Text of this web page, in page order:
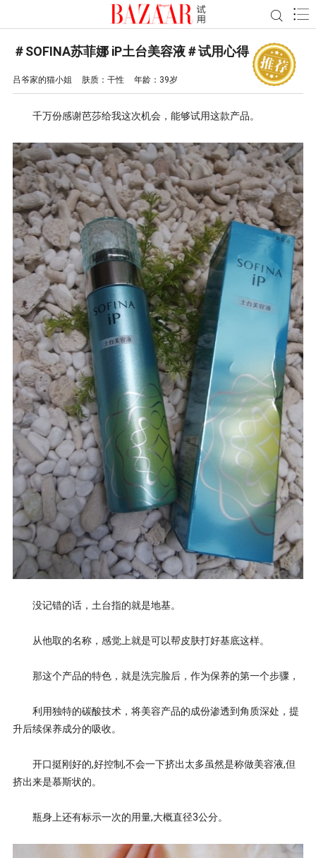
＃SOFINA苏菲娜 iP土台美容液＃试用心得
吕爷家的猫小姐 肤质： 干性 年龄： 39岁
千万份感谢芭莎给我这次机会，能够试用这款产品。
没记错的话，土台指的就是地基。
从他取的名称，感觉上就是可以帮皮肤打好基底这样。
那这个产品的特色，就是洗完脸后，作为保养的第一个步骤，
利用独特的碳酸技术，将美容产品的成份渗透到角质深处，提
升后续保养成分的吸收。
开口挺刚好的,好控制,不会一下挤出太多虽然是称做美容液,但
挤出来是慕斯状的。
瓶身上还有标示一次的用量,大概直径3公分。